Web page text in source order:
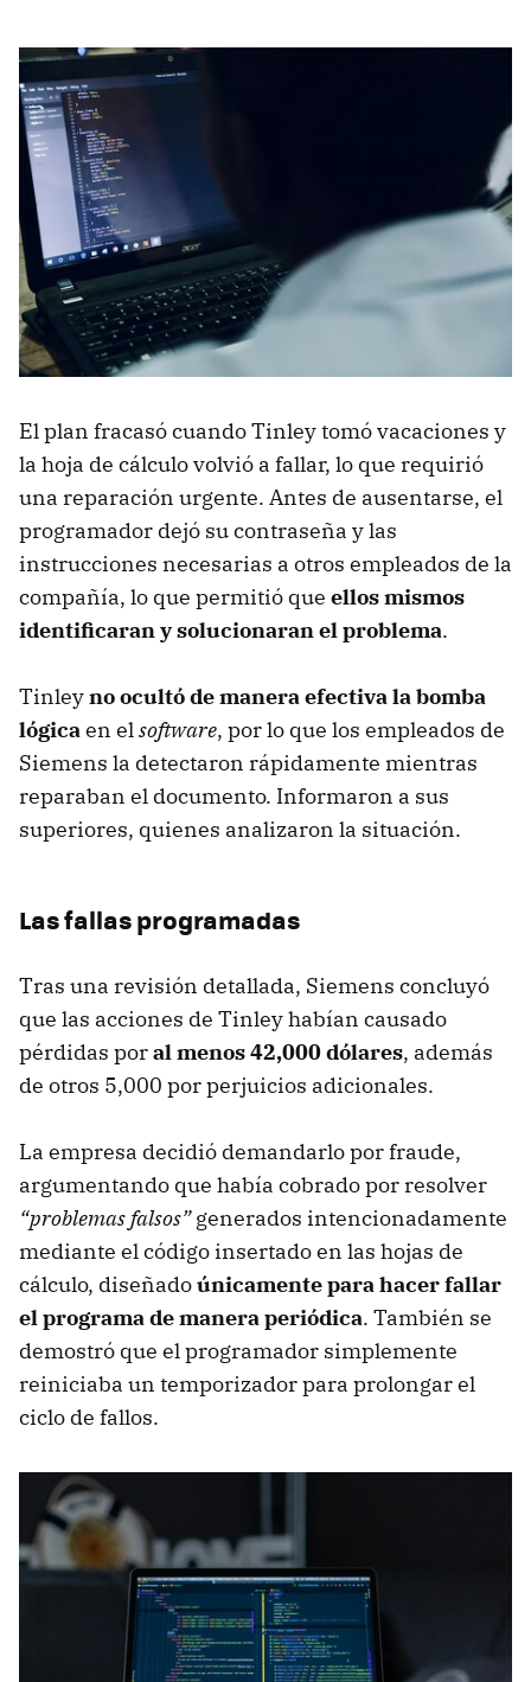
El plan fracasó cuando Tinley tomó vacaciones y
la hoja de cálculo volvió a fallar, lo que requirió
una reparación urgente. Antes de ausentarse, el
programador dejó su contraseña y las
instrucciones necesarias a otros empleados de la
compañía, lo que permitió que ellos mismos
identificaran y solucionaran el problema.
Tinleyno ocultó de manera efectiva la bomba
lógicaen elsoftware, por lo que los empleados de
Siemens la detectaron rápidamente mientras
reparaban el documento. Informaron a sus
superiores, quienes analizaron la situación.
Las fallas programadas
Tras una revisión detallada, Siemens concluyó
que las acciones de Tinley habían causado
pérdidas poral menos 42,000 dólares, además
de otros 5,000 por perjuicios adicionales.
La empresa decidió demandarlo por fraude,
argumentando que había cobrado por resolver
“problemas falsos”generados intencionadamente
mediante el código insertado en las hojas de
cálculo, diseñadoúnicamente para hacer fallar
el programa de manera periódica. También se
demostró que el programador simplemente
reiniciaba un temporizador para prolongar el
ciclo de fallos.